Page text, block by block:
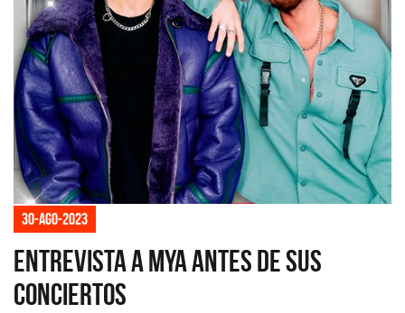
30-ago-2023
Entrevista a MYA antes de sus
conciertos